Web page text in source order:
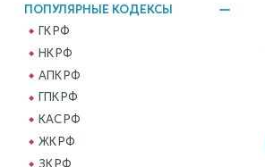
ПОПУЛЯРНЫЕ КОДЕКСЫ
ГК РФ
НК РФ
АПК РФ
ГПК РФ
КАС РФ
ЖК РФ
ЗК РФ